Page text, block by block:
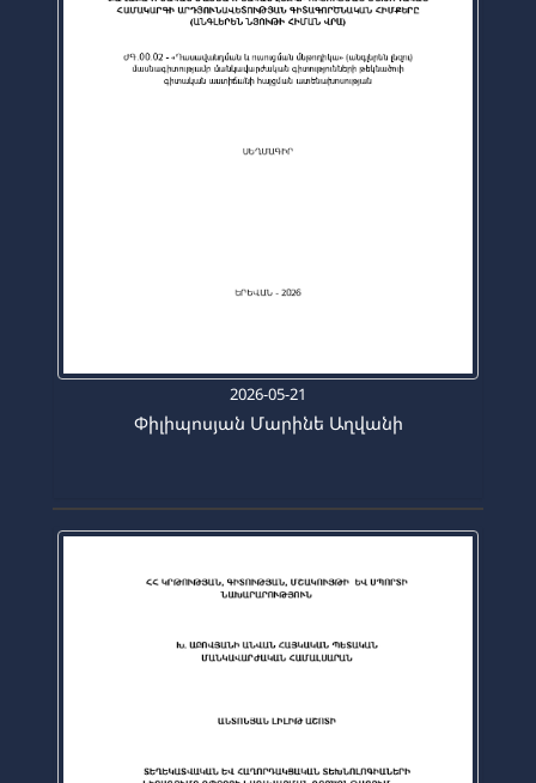
2026-05-21
Փիլիպոսյան Մարինե Աղվանի